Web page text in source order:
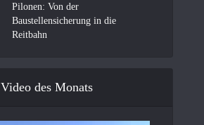
Pilonen: Von der
Baustellensicherung in die
Reitbahn
Video des Monats